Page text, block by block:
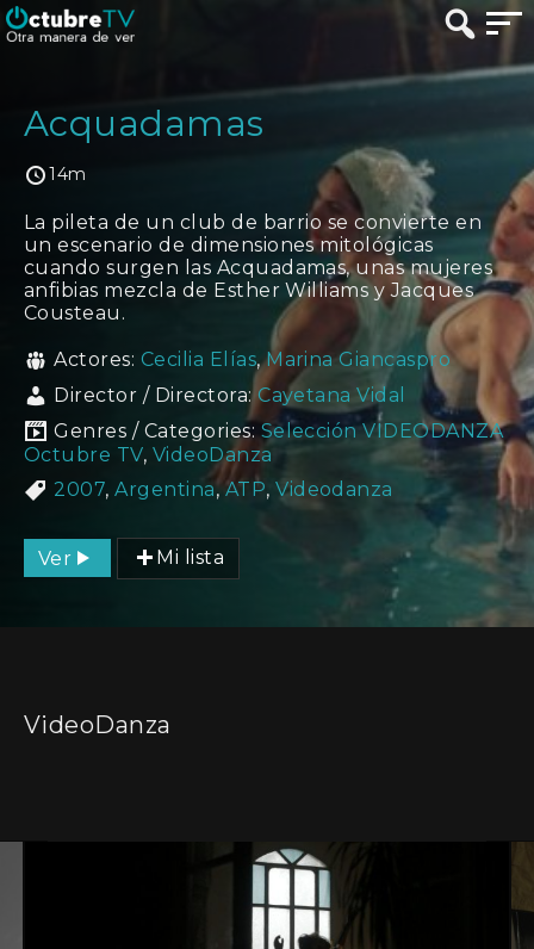
Acquadamas
14m
La pileta de un club de barrio se convierte en
un escenario de dimensiones mitológicas
cuando surgen las Acquadamas, unas mujeres
anfibias mezcla de Esther Williams y Jacques
Cousteau.
Actores: Cecilia Elías,Marina Giancaspro
Director / Directora:Cayetana Vidal
Genres / Categories: Selección VIDEODANZA
Octubre TV, VideoDanza
2007,Argentina,ATP,Videodanza
Ver Mi lista
VideoDanza